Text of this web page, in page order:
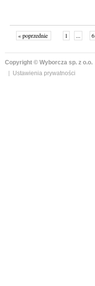
« poprzednie 1 ... 6
Copyright © Wyborcza sp. z o.o.
Ustawienia prywatności